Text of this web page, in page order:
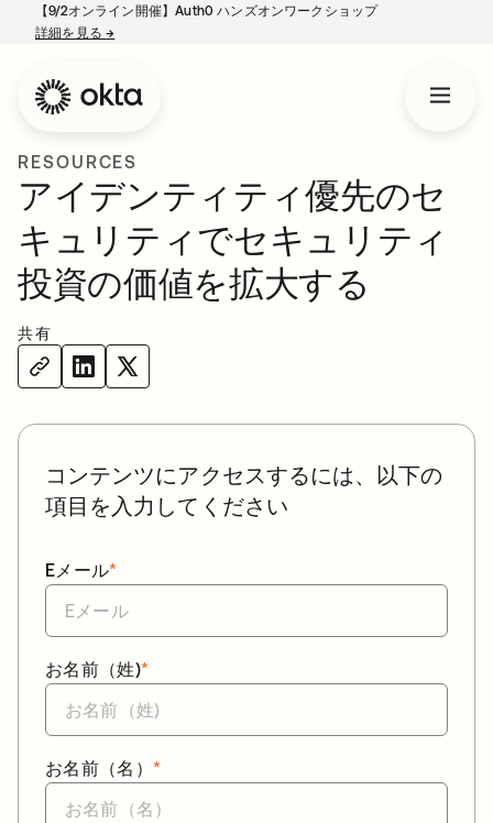
【9/2オンライン開催】Auth0 ハンズオンワークショップ
詳細を見る→
RESOURCES
アイデンティティ優先のセ
キュリティでセキュリティ
投資の価値を拡大する
共有
コンテンツにアクセスするには、以下の
項目を入力してください
*
Eメール
*
お名前（姓)
*
お名前（名）